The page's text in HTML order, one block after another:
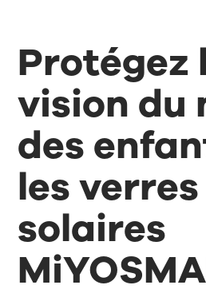
Protégez
vision du
des
les verres
solaires